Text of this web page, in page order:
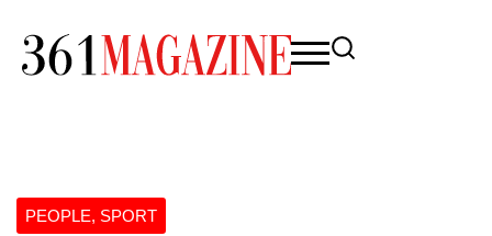
PEOPLE, SPORT